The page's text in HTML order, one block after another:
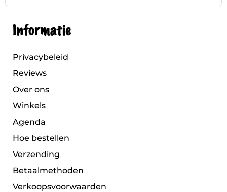
Informatie
Privacybeleid
Reviews
Over ons
Winkels
Agenda
Hoe bestellen
Verzending
Betaalmethoden
Verkoopsvoorwaarden